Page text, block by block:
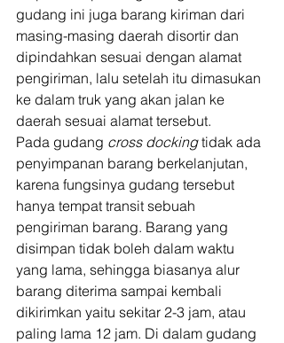
gudang ini juga barang kiriman dari
masing-masing daerah disortir dan
dipindahkan sesuai dengan alamat
pengiriman, lalu setelah itu dimasukan
ke dalam truk yang akan jalan ke
daerah sesuai alamat tersebut.
Pada gudang cross docking tidak ada
penyimpanan barang berkelanjutan,
karena fungsinya gudang tersebut
hanya tempat transit sebuah
pengiriman barang. Barang yang
disimpan tidak boleh dalam waktu
yang lama, sehingga biasanya alur
barang diterima sampai kembali
dikirimkan yaitu sekitar 2-3 jam, atau
paling lama 12 jam. Di dalam gudang